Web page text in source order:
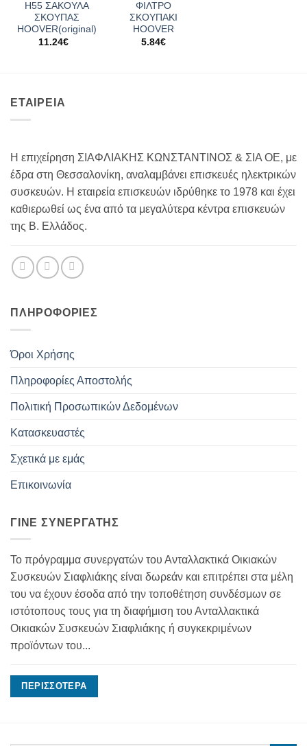
Η55 ΣΑΚΟΥΛΑ
ΣΚΟΥΠΑΣ
HOOVER(original)
11.24€
ΦΙΛΤΡΟ
ΣΚΟΥΠΑΚΙ
HOOVER
5.84€
ΕΤΑΙΡΕΙΑ
Η επιχείρηση ΣΙΑΦΛΙΑΚΗΣ ΚΩΝΣΤΑΝΤΙΝΟΣ & ΣΙΑ ΟΕ, με
έδρα στη Θεσσαλονίκη, αναλαμβάνει επισκευές ηλεκτρικών
συσκευών. Η εταιρεία επισκευών ιδρύθηκε το 1978 και έχει
καθιερωθεί ως ένα από τα μεγαλύτερα κέντρα επισκευών
της Β. Ελλάδος.
ΠΛΗΡΟΦΟΡΊΕΣ
Όροι Χρήσης
Πληροφορίες Αποστολής
Πολιτική Προσωπικών Δεδομένων
Κατασκευαστές
Σχετικά με εμάς
Επικοινωνία
ΓΊΝΕ ΣΥΝΕΡΓΆΤΗΣ
Το πρόγραμμα συνεργατών του Ανταλλακτικά Οικιακών
Συσκευών Σιαφλιάκης είναι δωρεάν και επιτρέπει στα μέλη
του να έχουν έσοδα από την τοποθέτηση συνδέσμων σε
ιστότοπους τους για τη διαφήμιση του Ανταλλακτικά
Οικιακών Συσκευών Σιαφλιάκης ή συγκεκριμένων
προϊόντων του...
ΠΕΡΙΣΣΌΤΕΡΑ